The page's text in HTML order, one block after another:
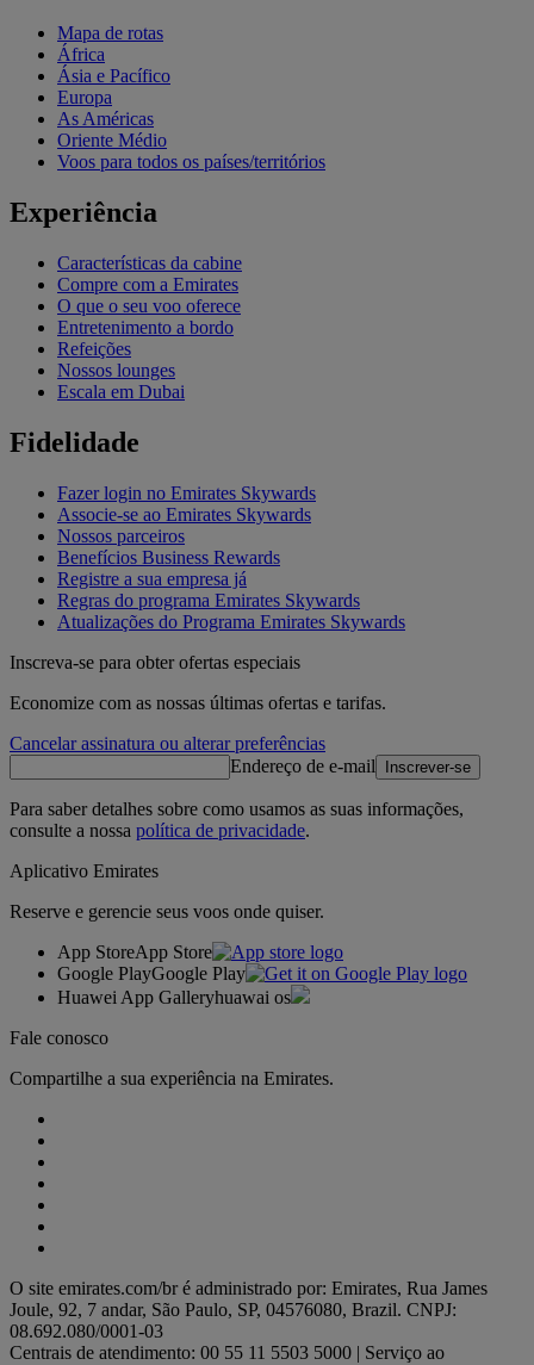
Mapa de rotas
África
Ásia e Pacífico
Europa
As Américas
Oriente Médio
Voos para todos os países/territórios
Experiência
Características da cabine
Compre com a Emirates
O que o seu voo oferece
Entretenimento a bordo
Refeições
Nossos lounges
Escala em Dubai
Fidelidade
Fazer login no Emirates Skywards
Associe-se ao Emirates Skywards
Nossos parceiros
Benefícios Business Rewards
Registre a sua empresa já
Regras do programa Emirates Skywards
Atualizações do Programa Emirates Skywards
Inscreva-se para obter ofertas especiais
Economize com as nossas últimas ofertas e tarifas.
Cancelar assinatura ou alterar preferências
Endereço de e-mail
Inscrever-se
Para saber detalhes sobre como usamos as suas informações,
consulte a nossa política de privacidade.
Aplicativo Emirates
Reserve e gerencie seus voos onde quiser.
App StoreApp Store
Google PlayGoogle Play
Huawei App Galleryhuawai os
Fale conosco
Compartilhe a sua experiência na Emirates.
O site emirates.com/br é administrado por: Emirates, Rua James
Joule, 92, 7 andar, São Paulo, SP, 04576080, Brazil. CNPJ:
08.692.080/0001-03
Centrais de atendimento: 00 55 11 5503 5000 | Serviço ao